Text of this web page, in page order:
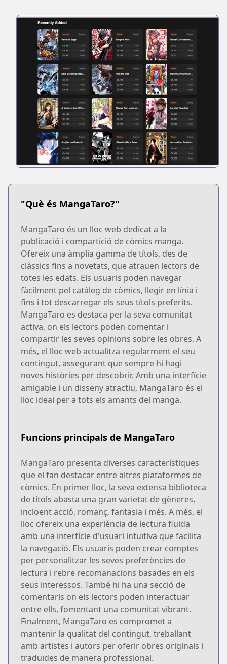
"Què és MangaTaro?"
MangaTaro és un lloc web dedicat a la
publicació i compartició de còmics manga.
Ofereix una àmplia gamma de títols, des de
clàssics fins a novetats, que atrauen lectors de
totes les edats. Els usuaris poden navegar
fàcilment pel catàleg de còmics, llegir en línia i
fins i tot descarregar els seus títols preferits.
MangaTaro es destaca per la seva comunitat
activa, on els lectors poden comentar i
compartir les seves opinions sobre les obres. A
més, el lloc web actualitza regularment el seu
contingut, assegurant que sempre hi hagi
noves històries per descobrir. Amb una interfície
amigable i un disseny atractiu, MangaTaro és el
lloc ideal per a tots els amants del manga.
Funcions principals de MangaTaro
MangaTaro presenta diverses característiques
que el fan destacar entre altres plataformes de
còmics. En primer lloc, la seva extensa biblioteca
de títols abasta una gran varietat de gèneres,
incloent acció, romanç, fantasia i més. A més, el
lloc ofereix una experiència de lectura fluida
amb una interfície d'usuari intuïtiva que facilita
la navegació. Els usuaris poden crear comptes
per personalitzar les seves preferències de
lectura i rebre recomanacions basades en els
seus interessos. També hi ha una secció de
comentaris on els lectors poden interactuar
entre ells, fomentant una comunitat vibrant.
Finalment, MangaTaro es compromet a
mantenir la qualitat del contingut, treballant
amb artistes i autors per oferir obres originals i
traduïdes de manera professional.